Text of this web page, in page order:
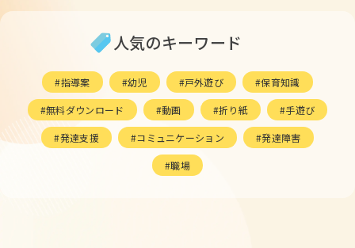
人気のキーワード
指導案 幼児 戸外遊び 保育知識
無料ダウンロード 動画 折り紙 手遊び
発達支援 コミュニケーション 発達障害
職場